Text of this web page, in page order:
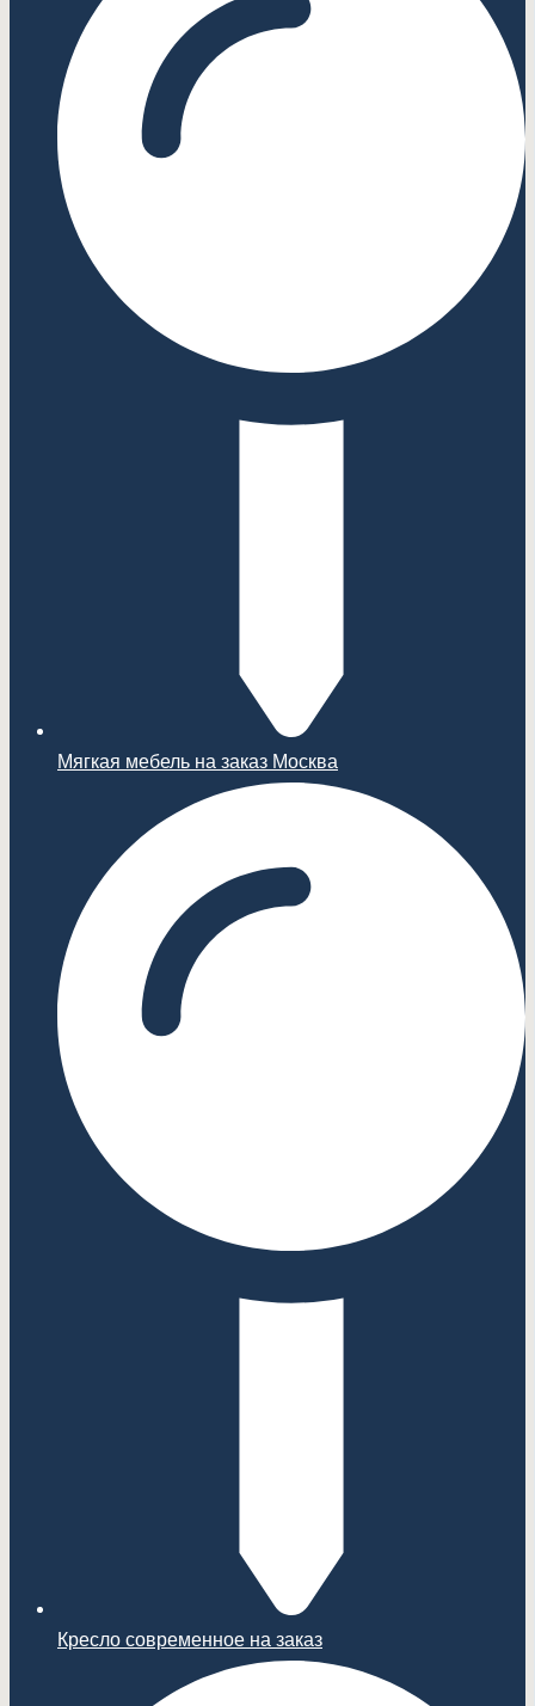
Мягкая мебель на заказ Москва
Кресло современное на заказ